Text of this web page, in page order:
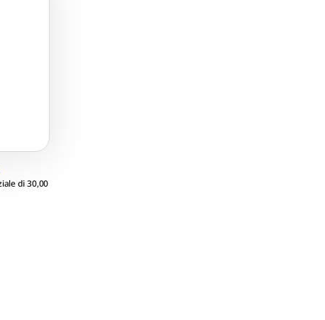
di 30,00